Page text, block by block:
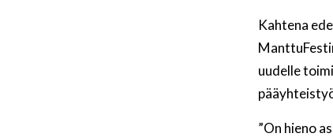
Kahtena
uudelle
”On hieno